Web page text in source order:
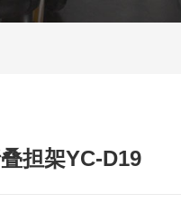
担架YC-D19